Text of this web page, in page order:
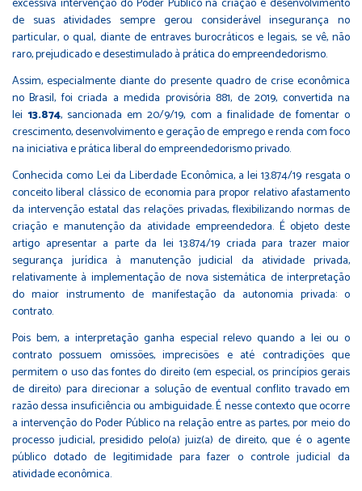
excessiva intervenção do Poder Público na criação e desenvolvimento
de suas atividades sempre gerou considerável insegurança no
particular, o qual, diante de entraves burocráticos e legais, se vê, não
raro, prejudicado e desestimulado à prática do empreendedorismo.
Assim, especialmente diante do presente quadro de crise econômica
no Brasil, foi criada a medida provisória 881, de 2019, convertida na
lei13.874, sancionada em 20/9/19, com a finalidade de fomentar o
crescimento, desenvolvimento e geração de emprego e renda com foco
na iniciativa e prática liberal do empreendedorismo privado.
Conhecida como Lei da Liberdade Econômica, a lei 13.874/19 resgata o
conceito liberal clássico de economia para propor relativo afastamento
da intervenção estatal das relações privadas, flexibilizando normas de
criação e manutenção da atividade empreendedora. É objeto deste
artigo apresentar a parte da lei 13.874/19 criada para trazer maior
segurança jurídica à manutenção judicial da atividade privada,
relativamente à implementação de nova sistemática de interpretação
do maior instrumento de manifestação da autonomia privada: o
contrato.
Pois bem, a interpretação ganha especial relevo quando a lei ou o
contrato possuem omissões, imprecisões e até contradições que
permitem o uso das fontes do direito (em especial, os princípios gerais
de direito) para direcionar a solução de eventual conflito travado em
razão dessa insuficiência ou ambiguidade. É nesse contexto que ocorre
a intervenção do Poder Público na relação entre as partes, por meio do
processo judicial, presidido pelo(a) juiz(a) de direito, que é o agente
público dotado de legitimidade para fazer o controle judicial da
atividade econômica.